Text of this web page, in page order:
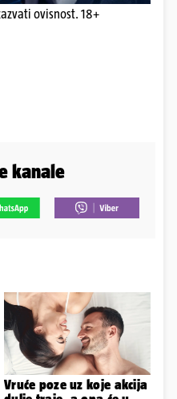
ovisnost. 18+
kanale
Vruće poze uz koje akcija